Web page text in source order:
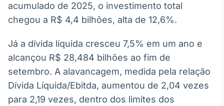
acumulado de 2025, o investimento total
chegou a R$ 4,4 bilhões, alta de 12,6%.
Já a dívida líquida cresceu 7,5% em um ano e
alcançou R$ 28,484 bilhões ao fim de
setembro. A alavancagem, medida pela relação
Dívida Líquida/Ebitda, aumentou de 2,04 vezes
para 2,19 vezes, dentro dos limites dos